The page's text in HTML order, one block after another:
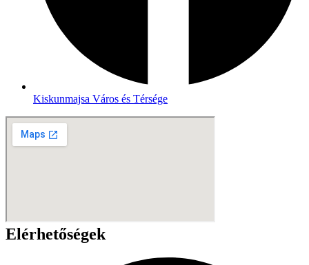
Kiskunmajsa Város és Térsége
Elérhetőségek